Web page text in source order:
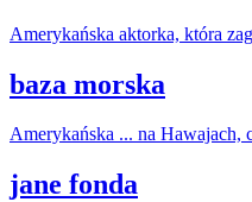
Amerykańska aktorka, która
baza morska
Amerykańska ... na Hawajach,
jane fonda